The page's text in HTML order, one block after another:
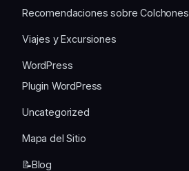
Recomendaciones sobre Colchones
Viajes y Excursiones
WordPress
Plugin WordPress
Uncategorized
Mapa del Sitio
📝Blog